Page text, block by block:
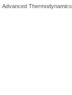
Advanced Thermodynamics